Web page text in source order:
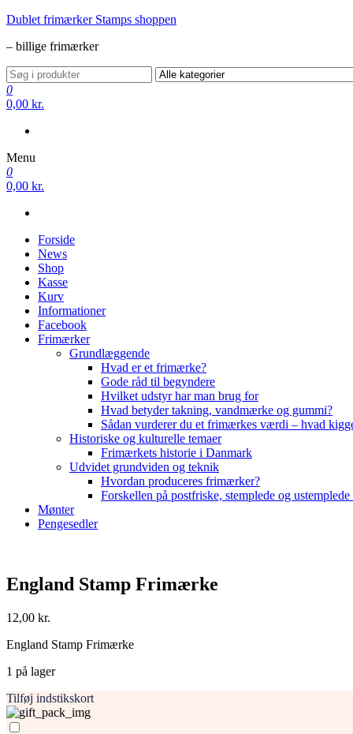
Videre
indhold
Dublet frimærker Stamps shoppen
– billige frimærker
0
0,00 kr.
Menu
0
0,00 kr.
Forside
News
Shop
Kasse
Kurv
Informationer
Facebook
Frimærker
Grundlæggende
Hvad er et frimærke?
Gode råd til begyndere
Hvilket udstyr har man brug for
Hvad betyder takning, vandmærke og gummi?
Sådan vurderer du et frimærkes værdi – hvad
Historiske og kulturelle temaer
Frimærkets historie i Danmark
Udvidet grundviden og teknik
Hvordan produceres frimærker?
Forskellen på postfriske, stemplede og
Mønter
Pengesedler
England Stamp Frimærke
12,00 kr.
England Stamp Frimærke
1 på lager
Tilføj indstikskort